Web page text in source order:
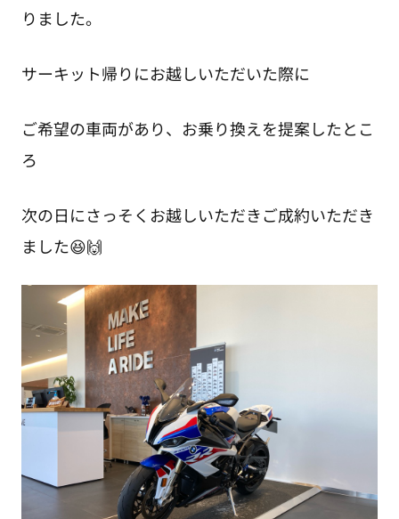
りました。
サーキット帰りにお越しいただいた際に
ご希望の車両があり、お乗り換えを提案したとこ
ろ
次の日にさっそくお越しいただきご成約いただき
ました😆🙌